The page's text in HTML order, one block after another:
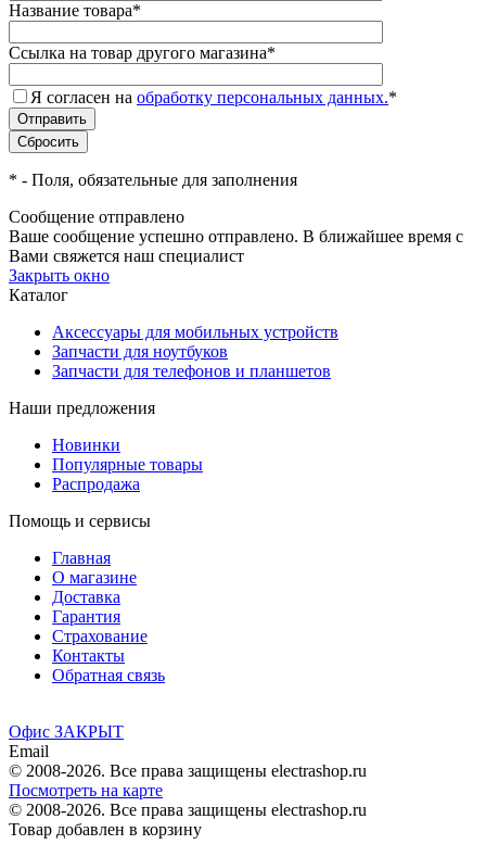
Название товара*
Ссылка на товар другого магазина*
Я согласен на обработку персональных данных.*
* - Поля, обязательные для заполнения
Сообщение отправлено
Ваше сообщение успешно отправлено. В ближайшее время с
Вами свяжется наш специалист
Закрыть окно
Каталог
Аксессуары для мобильных устройств
Запчасти для ноутбуков
Запчасти для телефонов и планшетов
Наши предложения
Новинки
Популярные товары
Распродажа
Помощь и сервисы
Главная
О магазине
Доставка
Гарантия
Страхование
Контакты
Обратная связь
Офис ЗАКРЫТ
Email
© 2008-2026. Все права защищены electrashop.ru
Посмотреть на карте
© 2008-2026. Все права защищены electrashop.ru
Товар добавлен в корзину